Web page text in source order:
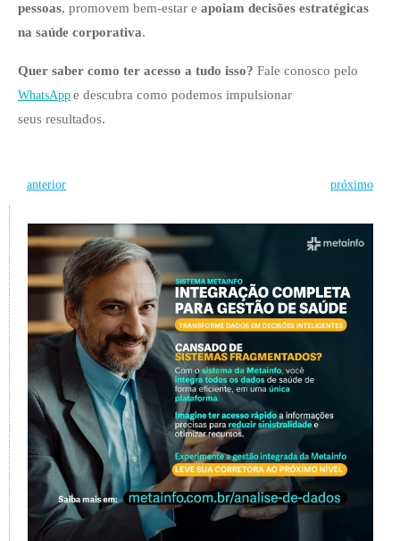
pessoas, promovem bem-estar e apoiam decisões estratégicas
na saúde corporativa.
Quer saber como ter acesso a tudo isso? Fale conosco pelo
WhatsApp e descubra como podemos impulsionar
seus resultados.
Post
anterior próximo